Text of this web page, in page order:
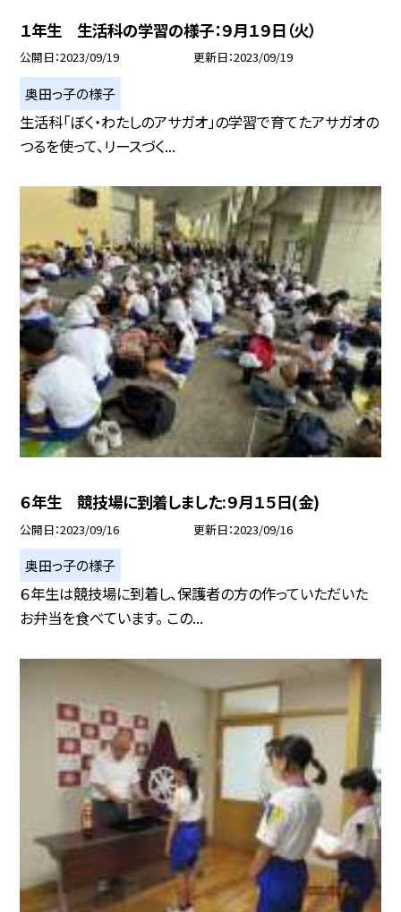
１年生 生活科の学習の様子：９月１９日（火）
公開日 2023/09/19 更新日 2023/09/19
奥田っ子の様子
生活科「ぼく・わたしのアサガオ」の学習で育てたアサガオの
つるを使って、リースづく...
６年生 競技場に到着しました:９月１５日(金)
公開日 2023/09/16 更新日 2023/09/16
奥田っ子の様子
６年生は競技場に到着し、保護者の方の作っていただいた
お弁当を食べています。 この...